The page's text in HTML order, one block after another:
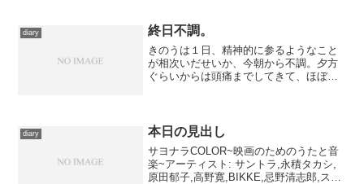
いリアルなおぞましさに充...
diary 終日不調。
きのうは１日、精神的に参るようなこと
が相次いだせいか、今朝から不調。夕方
ぐらいからは頭痛までしてきて、ほぼ風
放っておくと明日以降に響きそ...
diary 本日の見出し
サヨナラCOLOR~映画のためのうたと音
楽~アーティスト: サントラ,永積タカシ,
原田郁子,高野寛,BIKKE,忌野清志郎,スチ